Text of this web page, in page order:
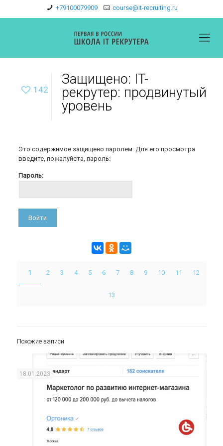
+79100079909 course@it-recruiting.ru
142
Защищено: IT-
рекрутер: продвинутый
уровень
Это содержимое защищено паролем. Для его просмотра
введите, пожалуйста, пароль:
Пароль:
1 2 3 4 5 6 7 8 9 10 11 12
13
Похожие записи
18.01.2023